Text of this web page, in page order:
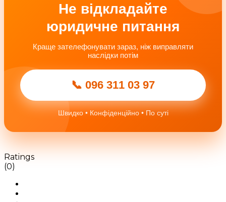
Не відкладайте
юридичне питання
Краще зателефонувати зараз, ніж виправляти
наслідки потім
📞 096 311 03 97
Швидко • Конфіденційно • По суті
Ratings
(0)